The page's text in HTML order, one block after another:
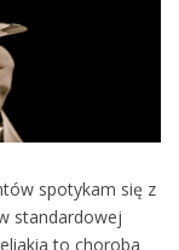
spotykam się z
standardowej
to choroba